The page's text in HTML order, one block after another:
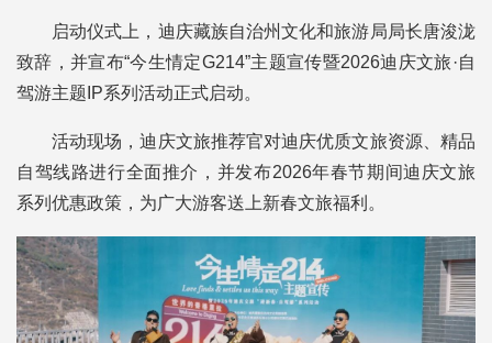
启动仪式上，迪庆藏族自治州文化和旅游局局长唐浚泷
致辞，并宣布“今生情定G214”主题宣传暨2026迪庆文旅·自
驾游主题IP系列活动正式启动。
活动现场，迪庆文旅推荐官对迪庆优质文旅资源、精品
自驾线路进行全面推介，并发布2026年春节期间迪庆文旅
系列优惠政策，为广大游客送上新春文旅福利。